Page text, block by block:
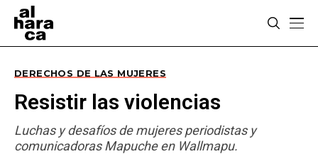
DERECHOS DE LAS MUJERES
Resistir las violencias
Luchas y desafíos de mujeres periodistas y
comunicadoras Mapuche en Wallmapu.